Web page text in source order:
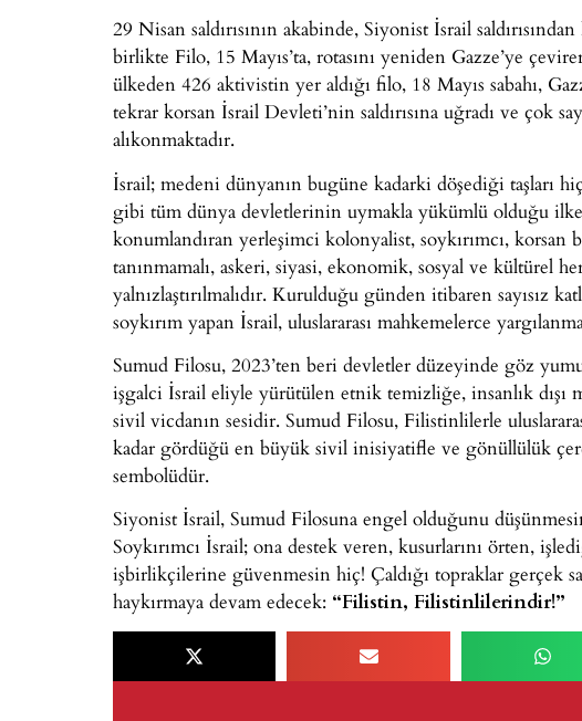
29 Nisan saldırısının akabinde, Siyonist İsrail
birlikte Filo, 15 Mayıs’ta, rotasını yeniden Gazze’ye
ülkeden 426 aktivistin yer aldığı filo, 18 Mayıs sabahı,
tekrar korsan İsrail Devleti’nin saldırısına uğradı ve çok
alıkonmaktadır.
İsrail; medeni dünyanın bugüne kadarki döşediği taşları
gibi tüm dünya devletlerinin uymakla yükümlü olduğu
konumlandıran yerleşimci kolonyalist, soykırımcı,
tanınmamalı, askeri, siyasi, ekonomik, sosyal ve kültürel
yalnızlaştırılmalıdır. Kurulduğu günden itibaren sayısız
soykırım yapan İsrail, uluslararası mahkemelerce
Sumud Filosu, 2023’ten beri devletler düzeyinde göz
işgalci İsrail eliyle yürütülen etnik temizliğe, insanlık dışı
sivil vicdanın sesidir. Sumud Filosu, Filistinlilerle
kadar gördüğü en büyük sivil inisiyatifle ve gönüllülük
sembolüdür.
Siyonist İsrail, Sumud Filosuna engel olduğunu
Soykırımcı İsrail; ona destek veren, kusurlarını örten,
işbirlikçilerine güvenmesin hiç! Çaldığı topraklar gerçek
haykırmaya devam edecek: “Filistin, Filistinlilerindir!”